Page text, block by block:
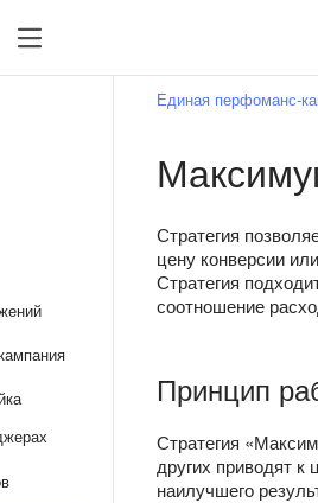
Реклама в
Медийная реклама
Мастер кампаний
Простой старт
Единая перфоманс-
Стратегия
цену конверсии
Стратегия
соотношение
Принцип
Стратегия
других приводят
наилучшего